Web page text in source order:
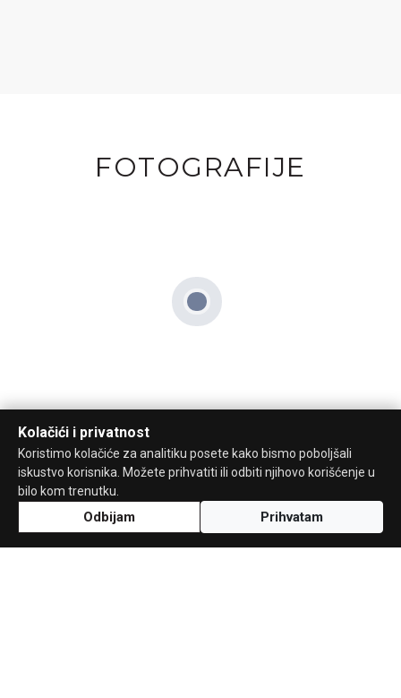
FOTOGRAFIJE
Kolačići i privatnost
Koristimo kolačiće za analitiku posete kako bismo poboljšali
iskustvo korisnika. Možete prihvatiti ili odbiti njihovo korišćenje u
bilo kom trenutku.
Odbijam Prihvatam